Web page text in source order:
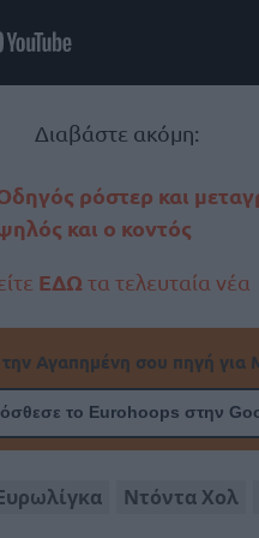
Διαβάστε ακόμη:
ρόστερ και
και ο κοντός
ΕΔΩ τα τελευταία νέα
την Αγαπημένη σου πηγή
το Eurohoops στην
Ντόντα Χολ